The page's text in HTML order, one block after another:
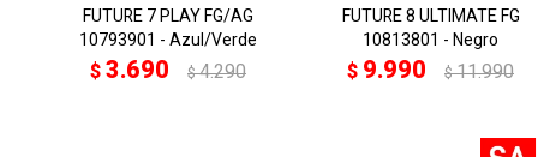
FUTURE 7 PLAY FG/AG
10793901 - Azul/Verde
$3.690 $4.290
FUTURE 8 ULTIMATE FG
10813801 - Negro
$ 9.990 $11.990